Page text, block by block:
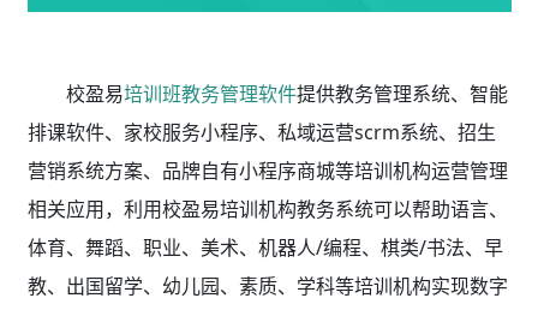
校盈易培训班教务管理软件提供教务管理系统、智能
排课软件、家校服务小程序、私域运营scrm系统、招生
营销系统方案、品牌自有小程序商城等培训机构运营管理
相关应用，利用校盈易培训机构教务系统可以帮助语言、
体育、舞蹈、职业、美术、机器人/编程、棋类/书法、早
教、出国留学、幼儿园、素质、学科等培训机构实现数字